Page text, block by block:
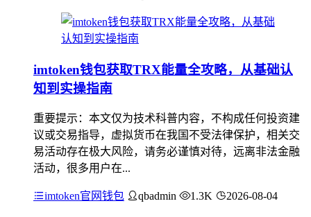
imtoken钱包获取TRX能量全攻略，从基础认
知到实操指南
重要提示：本文仅为技术科普内容，不构成任何投资建
议或交易指导，虚拟货币在我国不受法律保护，相关交
易活动存在极大风险，请务必谨慎对待，远离非法金融
活动，很多用户在...
imtoken官网钱包 qbadmin 1.3K 2026-08-04